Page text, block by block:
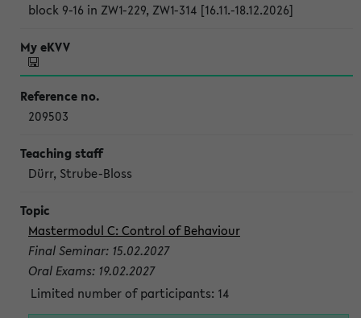
block 9-16 in ZW1-229, ZW1-314 [16.11.-18.12.2026]
209503
Dürr, Strube-Bloss
Mastermodul C: Control of Behaviour
Final Seminar: 15.02.2027
Oral Exams: 19.02.2027
Limited number of participants: 14